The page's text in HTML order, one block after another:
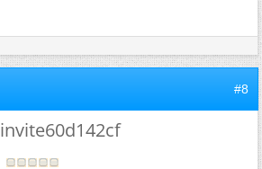
#8
invite60d142cf